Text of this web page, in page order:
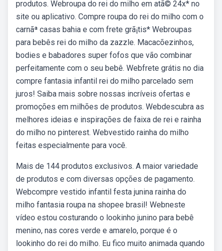
produtos. Webroupa do rei do milho em atã© 24x* no
site ou aplicativo. Compre roupa do rei do milho com o
carnãª casas bahia e com frete grã¡tis* Webroupas
para bebês rei do milho da zazzle. Macacõezinhos,
bodies e babadores super fofos que vão combinar
perfeitamente com o seu bebê. Webfrete grátis no dia
compre fantasia infantil rei do milho parcelado sem
juros! Saiba mais sobre nossas incríveis ofertas e
promoções em milhões de produtos. Webdescubra as
melhores ideias e inspirações de faixa de rei e rainha
do milho no pinterest. Webvestido rainha do milho
feitas especialmente para você.
Mais de 144 produtos exclusivos. A maior variedade
de produtos e com diversas opções de pagamento.
Webcompre vestido infantil festa junina rainha do
milho fantasia roupa na shopee brasil! Webneste
vídeo estou costurando o lookinho junino para bebê
menino, nas cores verde e amarelo, porque é o
lookinho do rei do milho. Eu fico muito animada quando